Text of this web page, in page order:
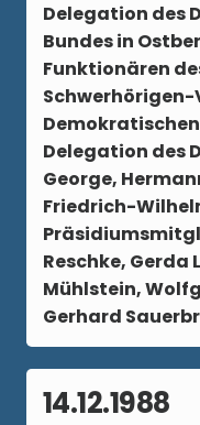
Delegation des
Bundes in
Funktionären
Schwerhörigen-
Delegation des
George,
Friedrich-
Reschke, Gerda
Mühlstein,
Gerhard
14.12.1988